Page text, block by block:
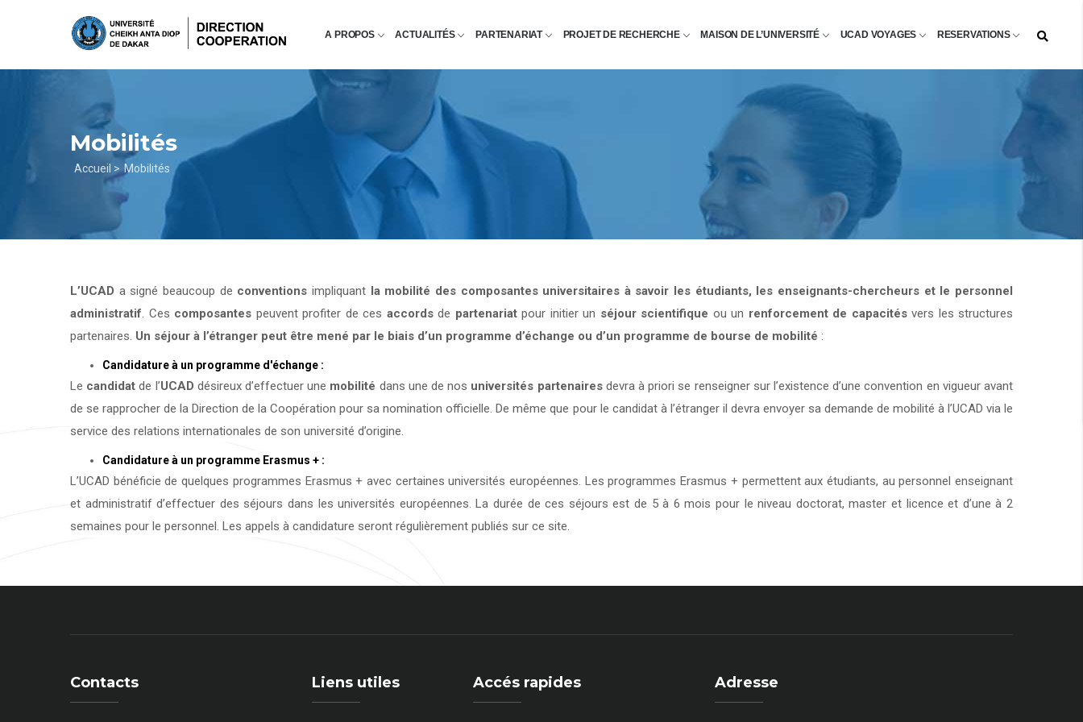
principal
A PROPOS ACTUALITÉS PARTENARIAT PROJET DE RECHERCHE MAISON DE L’UNIVERSITÉ UCAD VOYAGES RESERVATIONS
Mobilités
Fil
d'Ariane
Accueil > Mobilités
L’UCAD a signé beaucoup de conventions impliquant la mobilité des composantes universitaires à savoir les étudiants, les enseignants-chercheurs et le personnel
administratif. Ces composantes peuvent profiter de ces accordsde partenariatpour initier un séjour scientifique ou un renforcement de capacitésvers les structures
partenaires. Un séjour à l’étranger peut être mené par le biais d’un programme d’échange ou d’un programme de bourse de mobilité :
Candidature à un programme d'échange :
Le candidat de l’UCAD désireux d’effectuer une mobilité dans une de nos universités partenairesdevra à priori se renseigner sur l’existence d’une convention en vigueur avant
de se rapprocher de la Direction de la Coopération pour sa nomination officielle. De même que pour le candidat à l’étranger il devra envoyer sa demande de mobilité à l’UCAD via le
service des relations internationales de son université d’origine.
Candidature à un programme Erasmus + :
L’UCAD bénéficie de quelques programmes Erasmus + avec certaines universités européennes. Les programmes Erasmus + permettent aux étudiants, au personnel enseignant
et administratif d’effectuer des séjours dans les universités européennes. La durée de ces séjours est de 5 à 6 mois pour le niveau doctorat, master et licence et d’une à 2
semaines pour le personnel. Les appels à candidature seront régulièrement publiés sur ce site.
Contacts Liens utiles Accés rapides Adresse